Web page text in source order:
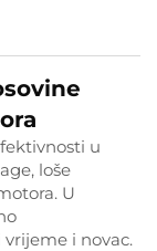
u
loše
U
i novac.